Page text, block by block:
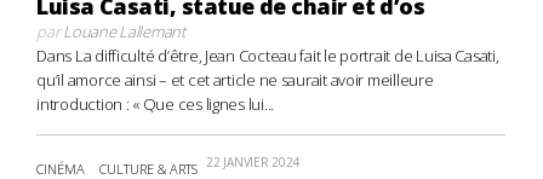
parLouane Lallemant
Dans La difficulté d’être, Jean Cocteau fait le portrait de Luisa Casati,
qu’il amorce ainsi – et cet article ne saurait avoir meilleure
introduction : « Que ces lignes lui...
CINÉMA CULTURE & ARTS 22 JANVIER 2024